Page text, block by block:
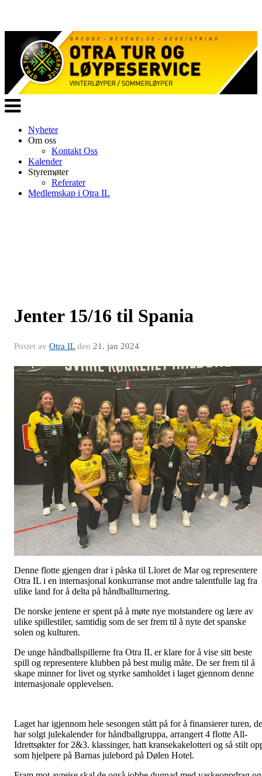
Veksle
navigasjon
Nyheter
Om oss
Kontakt Oss
Kalender
Styremøter
Referater
Medlemskap i Otra IL
Jenter 15/16 til Spania
Postet av Otra ILden 21. jan 2024
Denne flotte gjengen drar i påska til Lloret de Mar og representere
Otra IL i en internasjonal konkurranse mot andre talentfulle lag fra
ulike land for å delta på håndballturnering.
De norske jentene er spent på å møte nye motstandere og lære av
ulike spillestiler, samtidig som de ser frem til å nyte det spanske
solen og kulturen.
De unge håndballspillerne fra Otra IL er klare for å vise sitt beste
spill og representere klubben på best mulig måte. De ser frem til å
skape minner for livet og styrke samholdet i laget gjennom denne
internasjonale opplevelsen.
Laget har igjennom hele sesongen stått på for å finansierer turen, de
har solgt julekalender for håndballgruppa, arrangert 4 flotte All-
Idrettsøkter for 2&3. klassinger, hatt kransekakelotteri og så stilt
som hjelpere på Barnas julebord på Dølen Hotel.